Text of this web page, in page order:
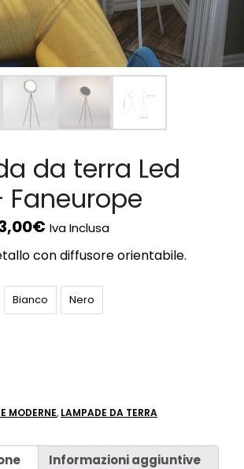
da terra Led
Faneurope
€ Iva Inclusa
con diffusore orientabile.
Bianco Nero
MODERNE, LAMPADE DA TERRA
Informazioni aggiuntive